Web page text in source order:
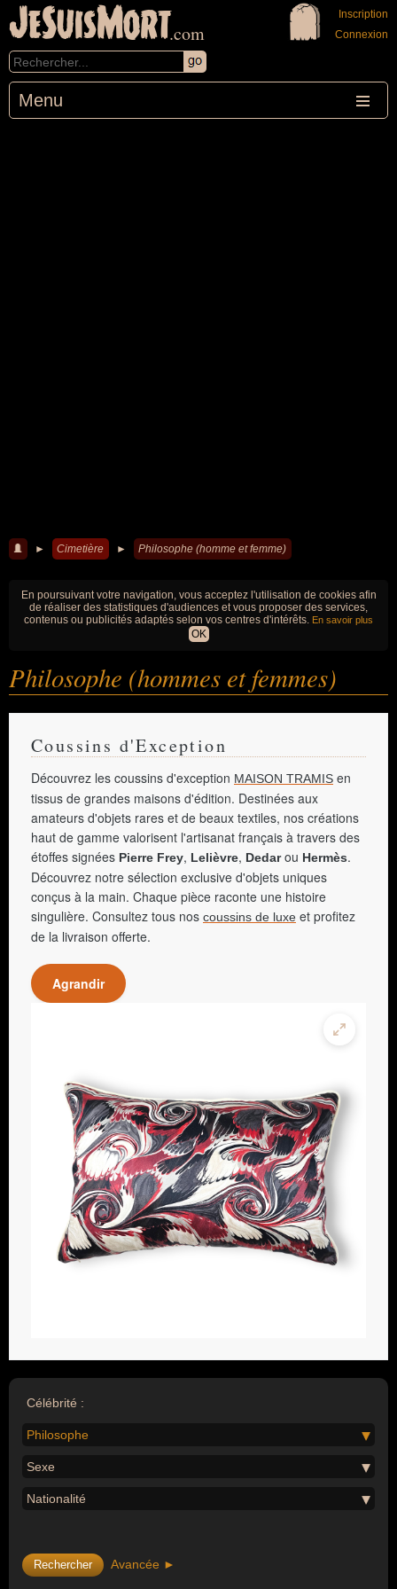
JeSuisMort.com
Menu
Inscription
Connexion
► Cimetière ► Philosophe (homme et femme)
En poursuivant votre navigation, vous acceptez l'utilisation de cookies afin
de réaliser des statistiques d'audiences et vous proposer des services,
contenus ou publicités adaptés selon vos centres d'intérêts. En savoir plus
OK
Philosophe (hommes et femmes)
Coussins d'Exception
Découvrez les coussins d'exception MAISON TRAMIS en
tissus de grandes maisons d'édition. Destinées aux
amateurs d'objets rares et de beaux textiles, nos créations
haut de gamme valorisent l'artisanat français à travers des
étoffes signées Pierre Frey, Lelièvre, Dedarou Hermès.
Découvrez notre sélection exclusive d'objets uniques
conçus à la main. Chaque pièce raconte une histoire
singulière. Consultez tous nos coussins de luxe et profitez
de la livraison offerte.
Agrandir
Célébrité :
Philosophe
Sexe
Nationalité
Avancée ►